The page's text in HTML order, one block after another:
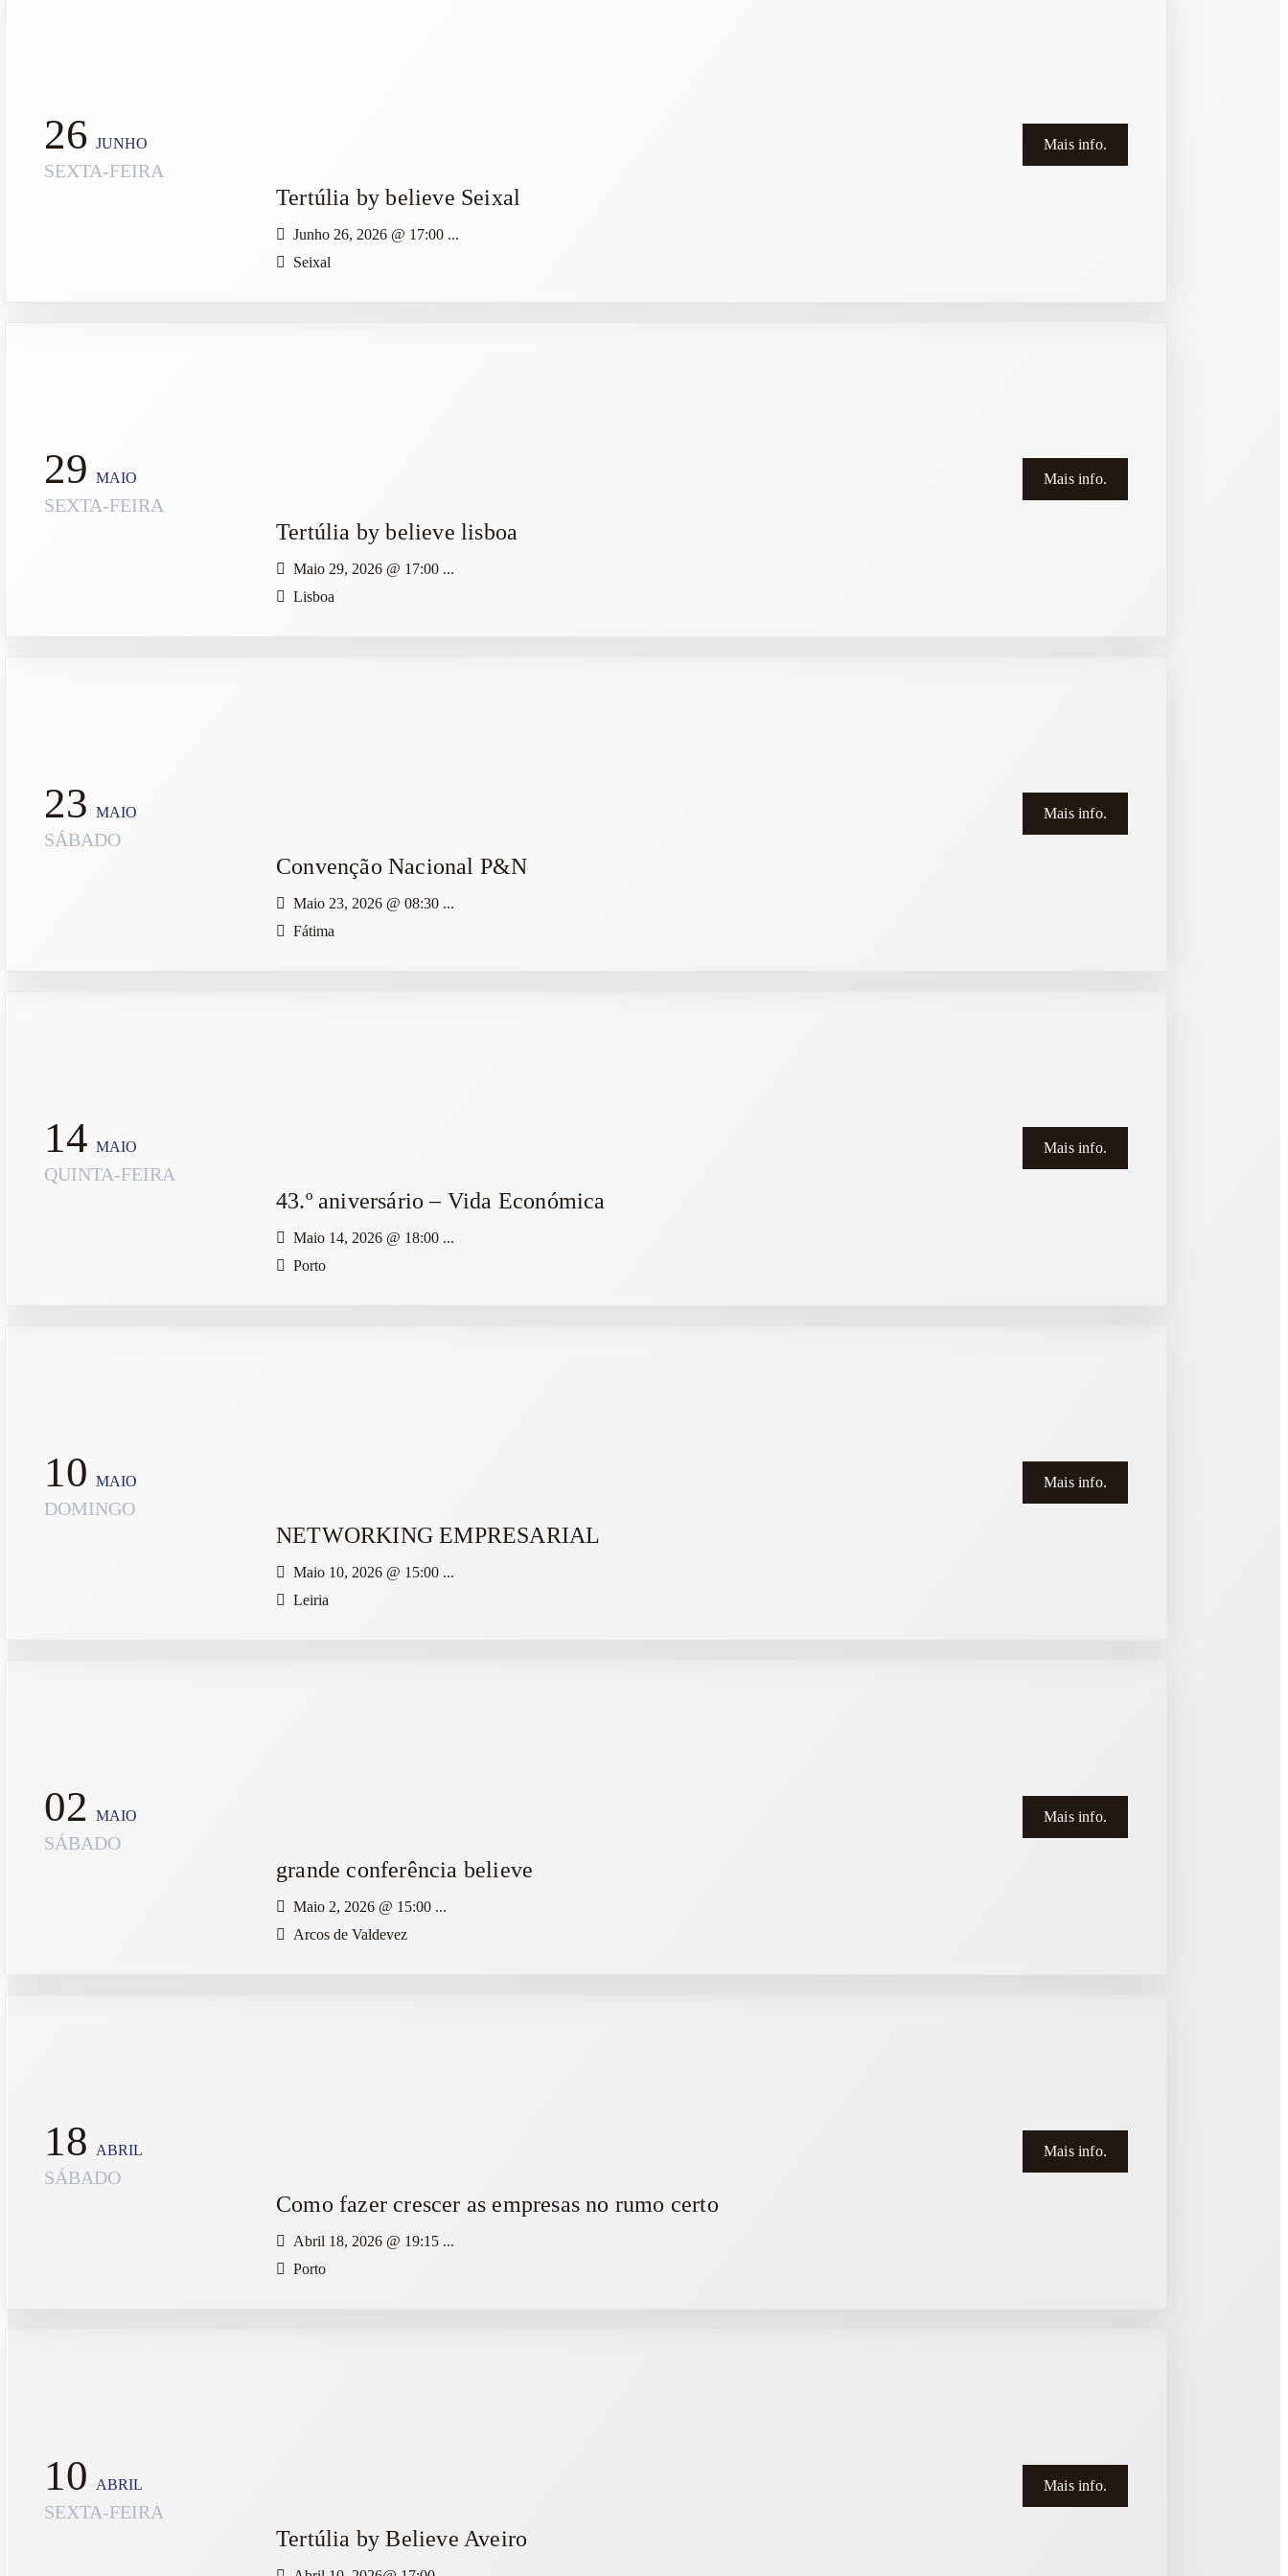
26JUNHO
SEXTA-FEIRA
Tertúlia by believe Seixal
Junho 26, 2026 @ 17:00 ...
Seixal
Mais info.
29MAIO
SEXTA-FEIRA
Tertúlia by believe lisboa
Maio 29, 2026 @ 17:00 ...
Lisboa
Mais info.
23MAIO
SÁBADO
Convenção Nacional P&N
Maio 23, 2026 @ 08:30 ...
Fátima
Mais info.
14MAIO
QUINTA-FEIRA
43.º aniversário – Vida Económica
Maio 14, 2026 @ 18:00 ...
Porto
Mais info.
10MAIO
DOMINGO
NETWORKING EMPRESARIAL
Maio 10, 2026 @ 15:00 ...
Leiria
Mais info.
02MAIO
SÁBADO
grande conferência believe
Maio 2, 2026 @ 15:00 ...
Arcos de Valdevez
Mais info.
18ABRIL
SÁBADO
Como fazer crescer as empresas no rumo certo
Abril 18, 2026 @ 19:15 ...
Porto
Mais info.
10ABRIL
SEXTA-FEIRA
Tertúlia by Believe Aveiro
Mais info.